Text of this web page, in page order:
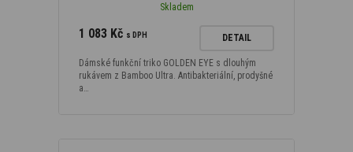
Skladem
1 083 Kč s DPH DETAIL
Dámské funkční triko GOLDEN EYE s dlouhým
rukávem z Bamboo Ultra. Antibakteriální, prodyšné
a…